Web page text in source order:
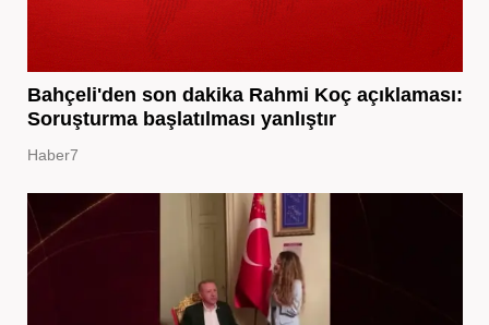
Bahçeli'den son dakika Rahmi Koç açıklaması:
Soruşturma başlatılması yanlıştır
Haber7